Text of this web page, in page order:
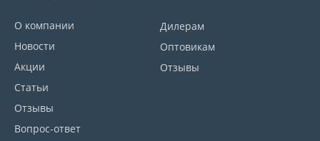
О компании
Новости
Акции
Статьи
Отзывы
Вопрос-ответ
Дилерам
Оптовикам
Отзывы